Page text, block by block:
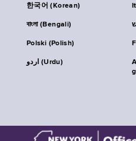
한국어 (Korean)
বাংলা (Bengali)
Polski (Polish)
اردو (Urdu)